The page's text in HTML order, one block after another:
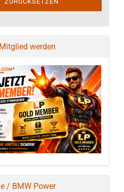
werden
/ BMW Power